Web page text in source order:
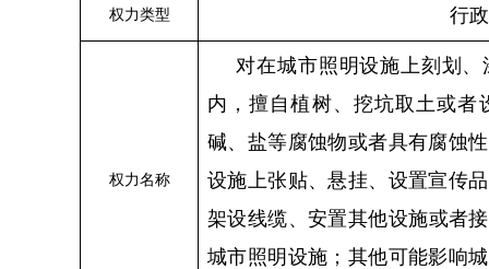
权力类型 行
权力名称
对在城市照明设施上刻划
内，擅自植树、挖坑取土或者
碱、盐等腐蚀物或者具有腐蚀
设施上张贴、悬挂、设置宣传
架设线缆、安置其他设施或者
城市照明设施；其他可能影响